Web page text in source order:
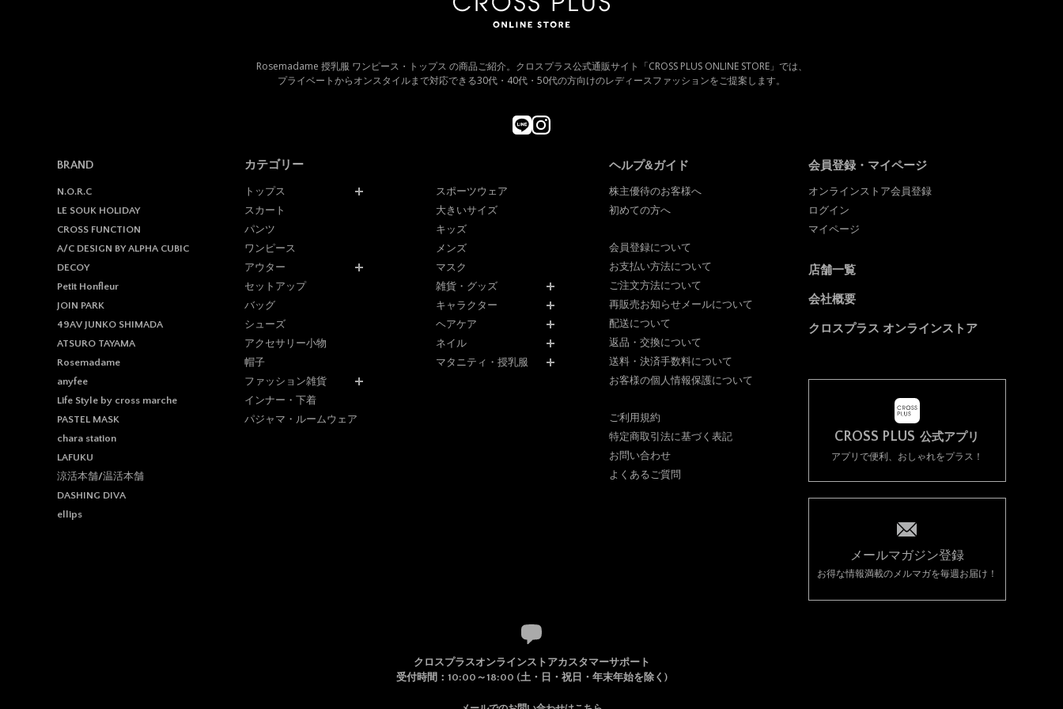
Rosemadame 授乳服 ワンピース・トップス の商品ご紹介。クロスプラス公式通販サイト「CROSS PLUS ONLINE STORE」では、
プライベートからオンスタイルまで対応できる30代・40代・50代の方向けのレディースファッションをご提案します。
BRAND
N.O.R.C
LE SOUK HOLIDAY
CROSS FUNCTION
A/C DESIGN BY ALPHA CUBIC
DECOY
Petit Honfleur
JOIN PARK
49AV JUNKO SHIMADA
ATSURO TAYAMA
Rosemadame
anyfee
Life Style by cross marche
PASTEL MASK
chara station
LAFUKU
涼活本舗/温活本舗
DASHING DIVA
ellips
カテゴリー
トップス
スカート
パンツ
ワンピース
アウター
セットアップ
バッグ
シューズ
アクセサリー小物
帽子
ファッション雑貨
インナー・下着
パジャマ・ルームウェア
スポーツウェア
大きいサイズ
キッズ
メンズ
マスク
雑貨・グッズ
キャラクター
ヘアケア
ネイル
マタニティ・授乳服
ヘルプ&ガイド
株主優待のお客様へ
初めての方へ
会員登録について
お支払い方法について
ご注文方法について
再販売お知らせメールについて
配送について
返品・交換について
送料・決済手数料について
お客様の個人情報保護について
ご利用規約
特定商取引法に基づく表記
お問い合わせ
よくあるご質問
会員登録・マイページ
オンラインストア会員登録
ログイン
マイページ
店舗一覧
会社概要
クロスプラス オンラインストア
CROSS PLUS 公式アプリ
アプリで便利、おしゃれをプラス！
メールマガジン登録
お得な情報満載のメルマガを毎週お届け！
クロスプラスオンラインストアカスタマーサポート
受付時間：10:00～18:00 (土・日・祝日・年末年始を除く)